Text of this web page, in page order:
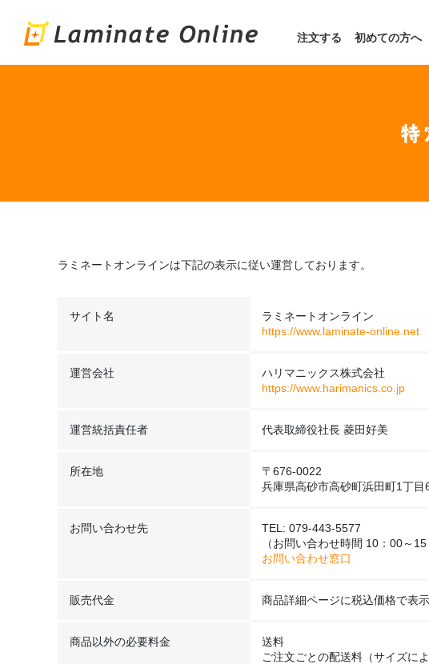
注文する 初めての方へ
ラミネートオンラインは下記の表示に従い運営しております。
サイト名
ラミネートオンライン
https://www.laminate-online.net
運営会社
ハリマニックス株式会社
https://www.harimanics.co.jp
運営統括責任者 代表取締役社長 菱田好美
所在地
〒676-0022
兵庫県高砂市高砂町浜田町1丁目
お問い合わせ先
TEL: 079-443-5577
（お問い合わせ時間 10：00～
お問い合わせ窓口
販売代金 商品詳細ページに税込価格で表示
商品以外の必要料金
送料
ご注文ごとの配送料（サイズに